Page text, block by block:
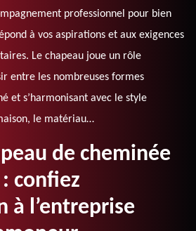
professionnel pour bien
à vos aspirations et aux exigences
Le chapeau joue un rôle
entre les nombreuses formes
et s’harmonisant avec le style
le matériau…
de cheminée
confiez
à l’entreprise